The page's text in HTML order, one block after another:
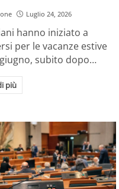
Luglio 24, 2026
hanno iniziato a
per le vacanze estive
subito dopo…
più